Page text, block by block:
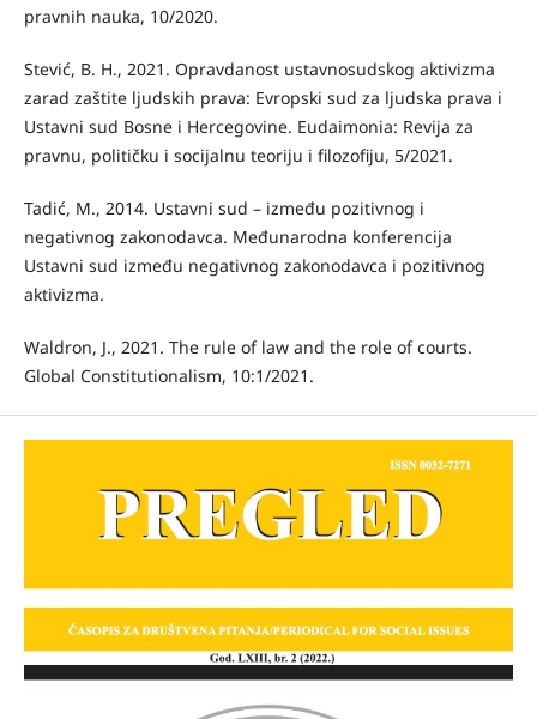
pravnih nauka, 10/2020.
Stević, B. H., 2021. Opravdanost ustavnosudskog aktivizma
zarad zaštite ljudskih prava: Evropski sud za ljudska prava i
Ustavni sud Bosne i Hercegovine. Eudaimonia: Revija za
pravnu, političku i socijalnu teoriju i filozofiju, 5/2021.
Tadić, M., 2014. Ustavni sud – između pozitivnog i
negativnog zakonodavca. Međunarodna konferencija
Ustavni sud između negativnog zakonodavca i pozitivnog
aktivizma.
Waldron, J., 2021. The rule of law and the role of courts.
Global Constitutionalism, 10:1/2021.